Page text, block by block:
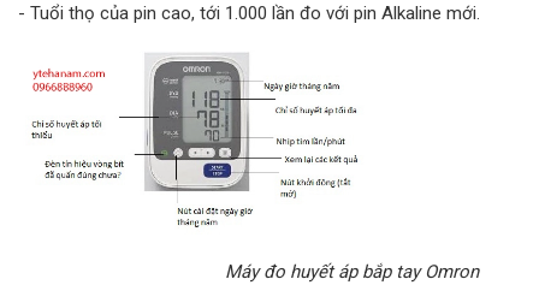
- Tuổi thọ của pin cao, tới 1.000 lần đo với pin Alkaline mới.
Máy đo huyết áp bắp tay Omron